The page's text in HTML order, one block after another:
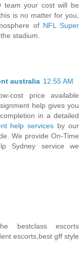
team your cost will be
is no matter for you,
of NFL Super
stadium.
australia 12:55 AM
cost price available
help gives you
in a detailed
help services by our
We provide On-Time
Sydney service we
bestclass escorts
escorts,best gff style